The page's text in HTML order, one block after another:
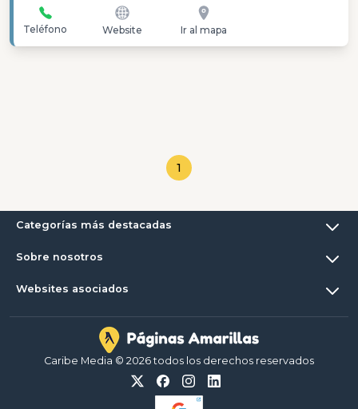
Teléfono Website Ir al mapa
1
Categorías más destacadas
Sobre nosotros
Websites asociados
Caribe Media © 2026 todos los derechos reservados